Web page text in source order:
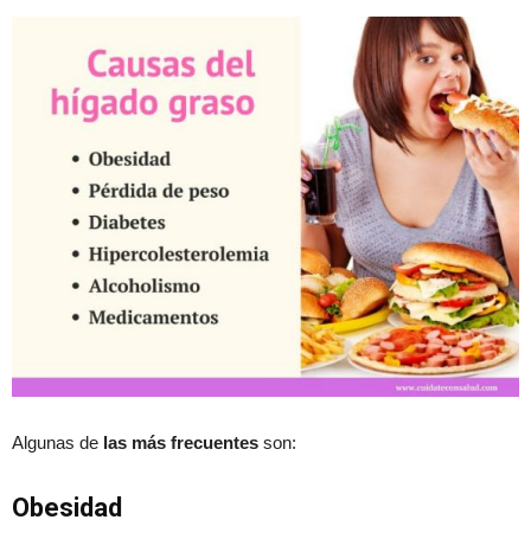
Algunas de las más frecuentes son:
Obesidad